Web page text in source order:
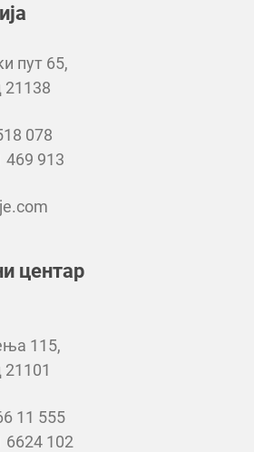
пут 65,
078
469 913
центар
115,
11 555
6624 102